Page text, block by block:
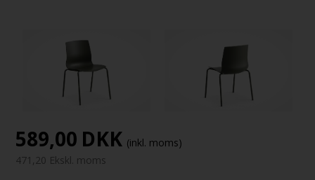
589,00 DKK (inkl. moms)
471,20 Ekskl. moms